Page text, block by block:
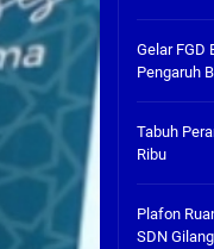
Gelar FGD
Pengaruh
Tabuh
Ribu
Plafon
SDN